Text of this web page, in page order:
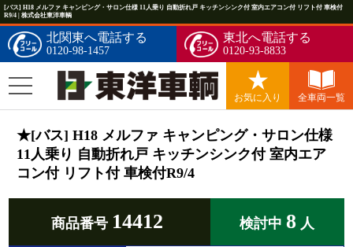
[バス] H18 メルファ キャンピング・サロン仕様 11人乗り 自動折れ戸 キッチンシンク付 室内エアコン付 リフト付 車検付
R9/4 | 株式会社東洋車輌
北関東へ電話する
0120-98-1457
東北へ電話する
0120-93-8833
お気に入り 全車両一覧
★[バス] H18 メルファ キャンピング・サロン仕様
11人乗り 自動折れ戸 キッチンシンク付 室内エア
コン付 リフト付 車検付R9/4
商品番号 14412 検討中 8 人